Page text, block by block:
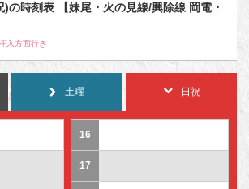
)の時刻表 【妹尾・火の見線/興除線 岡電・
入方面行き
土曜 日祝
16
17